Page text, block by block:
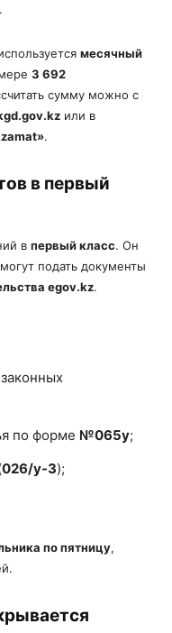
месячный
3 692
сумму можно с
или в
.
в первый
в первый класс. Он
подать документы
egov.kz.
по форме №065у;
026/у-3);
по пятницу,